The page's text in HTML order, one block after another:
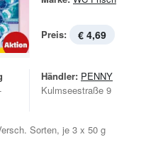
Preis: € 4,69
Händler: PENNY
Kulmseestraße 9
Sorten, je 3 x 50 g